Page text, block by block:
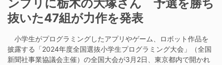
ンプリに栃木の大塚さん 予選を勝ち
抜いた47組が力作を発表
小学生がプログラミングしたアプリやゲーム、ロボット作品を
披露する「2024年度全国選抜小学生プログラミング大会」（全国
新聞社事業協議会主催）の全国大会が3月2日、東京都内で開かれ